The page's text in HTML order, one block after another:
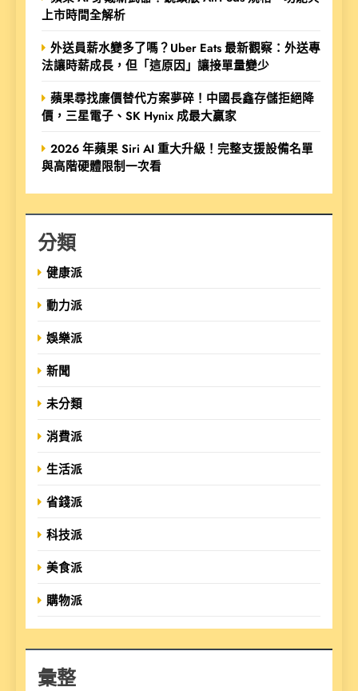
上市時間全解析
外送員薪水變多了嗎？Uber Eats 最新觀察：外送專
法讓時薪成長，但「這原因」讓接單量變少
蘋果尋找廉價替代方案夢碎！中國長鑫存儲拒絕降
價，三星電子、SK Hynix 成最大贏家
2026 年蘋果 Siri AI 重大升級！完整支援設備名單
與高階硬體限制一次看
分類
健康派
動力派
娛樂派
新聞
未分類
消費派
生活派
省錢派
科技派
美食派
購物派
彙整